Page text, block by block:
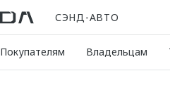
СЭНД-АВТО
Покупателям Владельцам